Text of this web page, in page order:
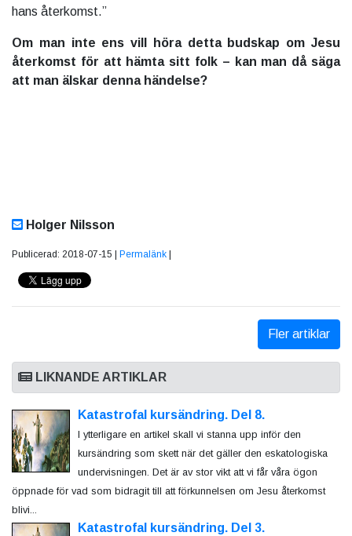
hans återkomst.”
Om man inte ens vill höra detta budskap om Jesu
återkomst för att hämta sitt folk – kan man då säga
att man älskar denna händelse?
Holger Nilsson
Publicerad: 2018-07-15 | Permalänk
Fler artiklar
LIKNANDE ARTIKLAR
Katastrofal kursändring. Del 8.
I ytterligare en artikel skall vi stanna upp inför den
kursändring som skett när det gäller den eskatologiska
undervisningen. Det är av stor vikt att vi får våra ögon
öppnade för vad som bidragit till att förkunnelsen om Jesu återkomst
blivi...
Katastrofal kursändring. Del 3.